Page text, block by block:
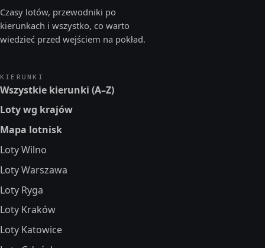
Czasy lotów, przewodniki po
kierunkach i wszystko, co warto
wiedzieć przed wejściem na pokład.
KIERUNKI
Wszystkie kierunki (A–Z)
Loty wg krajów
Mapa lotnisk
Loty Wilno
Loty Warszawa
Loty Ryga
Loty Kraków
Loty Katowice